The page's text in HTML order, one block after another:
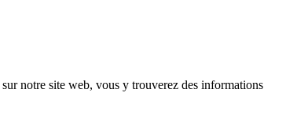
sur notre site web, vous y trouverez des informations